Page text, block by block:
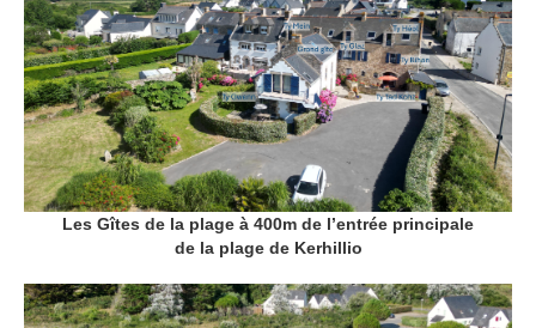
Les Gîtes de la plage à 400m de l’entrée principale
de la plage de Kerhillio